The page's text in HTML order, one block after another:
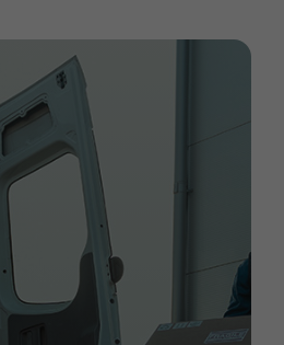
en territorio
a 30 días, gracias a la
las últimas
una alta eficiencia en
productivo. Nuestro
el cliente es